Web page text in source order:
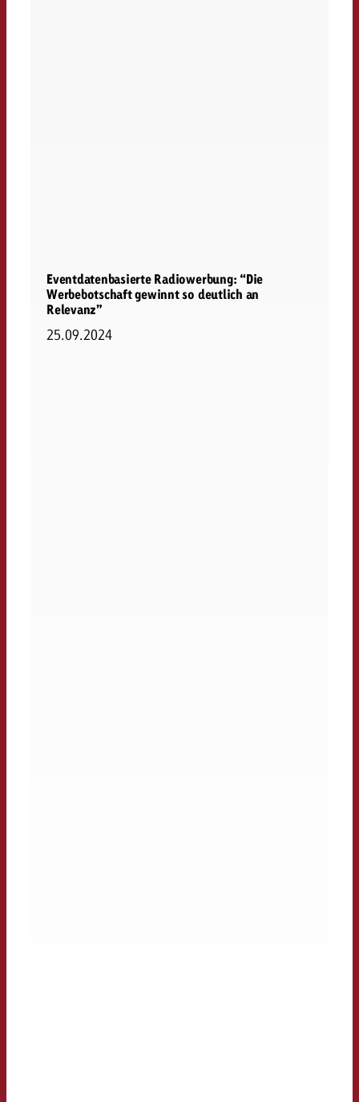
Eventdatenbasierte Radiowerbung: “Die
Werbebotschaft gewinnt so deutlich an
Relevanz”
25.09.2024